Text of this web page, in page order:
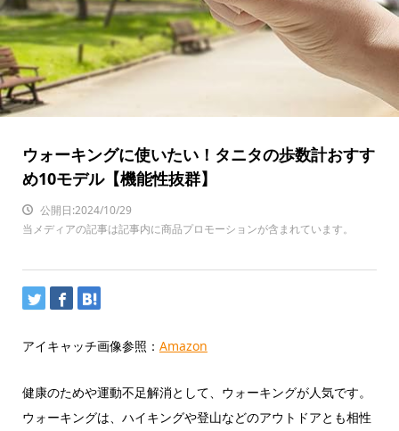
ウォーキングに使いたい！タニタの歩数計おすす
め10モデル【機能性抜群】
公開日:2024/10/29
当メディアの記事は記事内に商品プロモーションが含まれています。
アイキャッチ画像参照： Amazon
健康のためや運動不足解消として、ウォーキングが人気です。
ウォーキングは、ハイキングや登山などのアウトドアとも相性